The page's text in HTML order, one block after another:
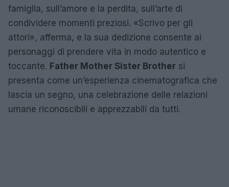
famiglia, sull’amore e la perdita, sull’arte di
condividere momenti preziosi. «Scrivo per gli
attori», afferma, e la sua dedizione consente ai
personaggi di prendere vita in modo autentico e
toccante. Father Mother Sister Brother si
presenta come un’esperienza cinematografica che
lascia un segno, una celebrazione delle relazioni
umane riconoscibili e apprezzabili da tutti.